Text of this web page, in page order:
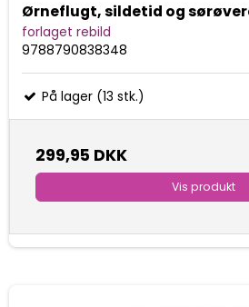
Ørneflugt, sildetid og
forlaget rebild
9788790838348
På lager (13 stk.)
299,95 DKK
Vis produkt